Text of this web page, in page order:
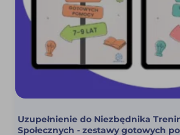
Uzupełnienie do Niezbędnika
Społecznych - zestawy gotowych